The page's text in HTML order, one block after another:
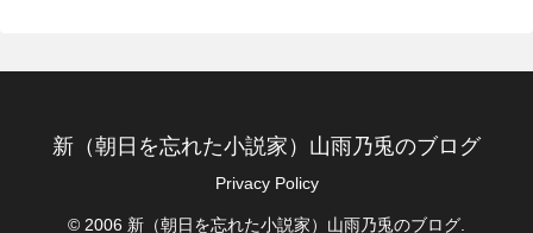
新（朝日を忘れた小説家）山雨乃兎のブログ
Privacy Policy
© 2006 新（朝日を忘れた小説家）山雨乃兎のブログ.